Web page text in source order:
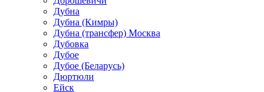
Дубна
Дубна (Кимры)
Дубна (трансфер) Москва
Дубовка
Дубое
Дубое (Беларусь)
Дюртюли
Ейск